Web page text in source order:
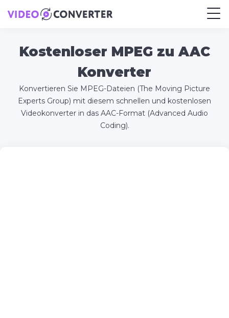
Kostenloser MPEG zu AAC
Konverter
Konvertieren Sie MPEG-Dateien (The Moving Picture
Experts Group) mit diesem schnellen und kostenlosen
Videokonverter in das AAC-Format (Advanced Audio
Coding).